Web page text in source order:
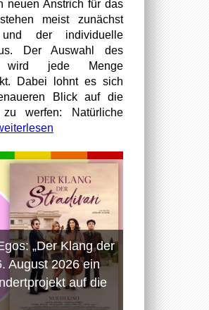
neuen Anstrich für das
meist zunächst
und der individuelle
Der Auswahl des
wird jede Menge
Dabei lohnt es sich
Blick auf die
werfen: Natürliche
„Der Klang der
August 2026 ein
auf die